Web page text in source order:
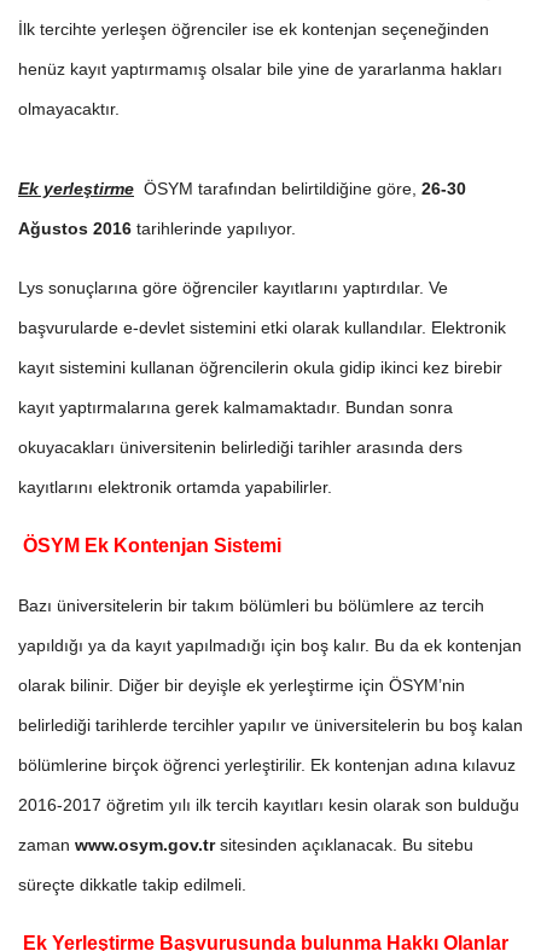
İlk tercihte yerleşen öğrenciler ise ek kontenjan seçeneğinden
henüz kayıt yaptırmamış olsalar bile yine de yararlanma hakları
olmayacaktır.
Ek yerleştirme ÖSYM tarafından belirtildiğine göre, 26-30
Ağustos 2016 tarihlerinde yapılıyor.
Lys sonuçlarına göre öğrenciler kayıtlarını yaptırdılar. Ve
başvurularde e-devlet sistemini etki olarak kullandılar. Elektronik
kayıt sistemini kullanan öğrencilerin okula gidip ikinci kez birebir
kayıt yaptırmalarına gerek kalmamaktadır. Bundan sonra
okuyacakları üniversitenin belirlediği tarihler arasında ders
kayıtlarını elektronik ortamda yapabilirler.
ÖSYM Ek Kontenjan Sistemi
Bazı üniversitelerin bir takım bölümleri bu bölümlere az tercih
yapıldığı ya da kayıt yapılmadığı için boş kalır. Bu da ek kontenjan
olarak bilinir. Diğer bir deyişle ek yerleştirme için ÖSYM’nin
belirlediği tarihlerde tercihler yapılır ve üniversitelerin bu boş kalan
bölümlerine birçok öğrenci yerleştirilir. Ek kontenjan adına kılavuz
2016-2017 öğretim yılı ilk tercih kayıtları kesin olarak son bulduğu
zaman www.osym.gov.trsitesinden açıklanacak. Bu sitebu
süreçte dikkatle takip edilmeli.
Ek Yerleştirme Başvurusunda bulunma Hakkı Olanlar